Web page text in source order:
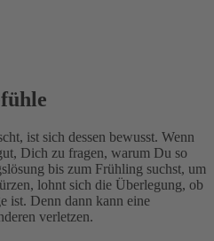
ist sich dessen bewusst. Wenn
Dich zu fragen, warum Du so
bis zum Frühling suchst, um
lohnt sich die Überlegung, ob
ist. Denn dann kann eine
verletzen.